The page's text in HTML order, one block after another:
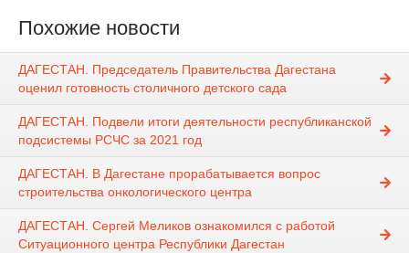
Похожие новости
ДАГЕСТАН. Председатель Правительства Дагестана
оценил готовность столичного детского сада
ДАГЕСТАН. Подвели итоги деятельности республиканской
подсистемы РСЧС за 2021 год
ДАГЕСТАН. В Дагестане прорабатывается вопрос
строительства онкологического центра
ДАГЕСТАН. Сергей Меликов ознакомился с работой
Ситуационного центра Республики Дагестан